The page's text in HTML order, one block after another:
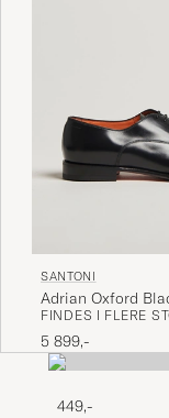
SANTONI
Adrian Oxford
FINDES I FLERE
5 899,-
449,-